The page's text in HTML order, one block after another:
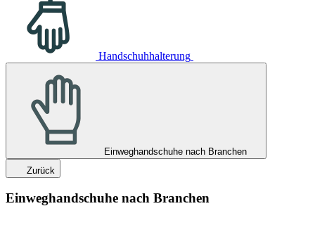
Handschuhhalterung
Einweghandschuhe nach Branchen
Zurück
Einweghandschuhe nach Branchen